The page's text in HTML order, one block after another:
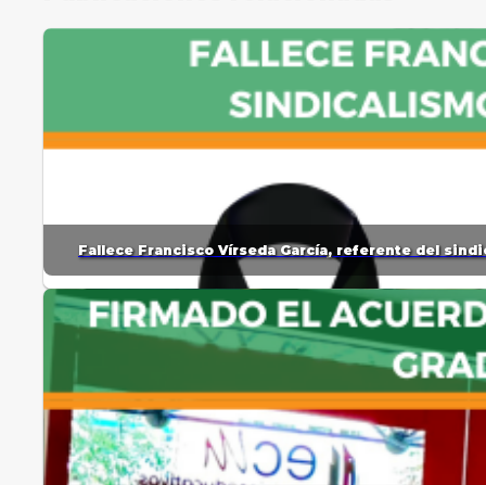
Fallece Francisco Vírseda García, referente del